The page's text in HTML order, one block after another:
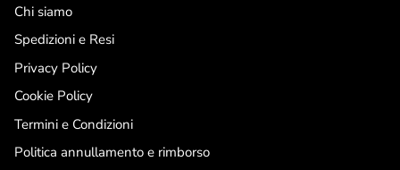
Chi siamo
Spedizioni e Resi
Privacy Policy
Cookie Policy
Termini e Condizioni
Politica annullamento e rimborso